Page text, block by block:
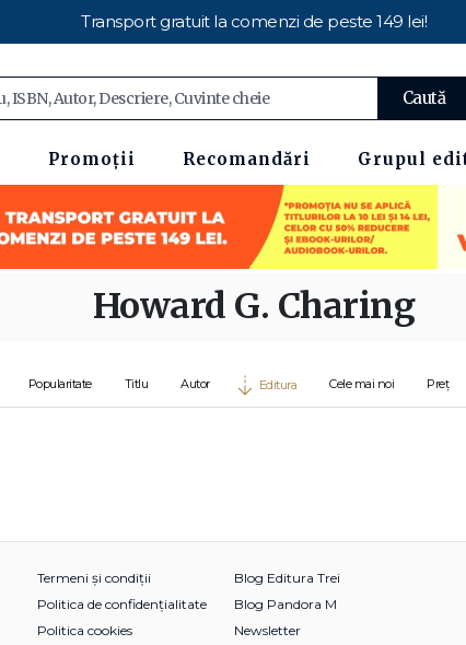
Transport gratuit la comenzi de peste 149 lei!
Caută
Promoții Recomandări Grupul
Howard G. Charing
Popularitate Titlu Autor Editura Cele mai noi Preț
Termeni și condiții
Politica de confidențialitate
Politica cookies
Blog Editura Trei
Blog Pandora M
Newsletter